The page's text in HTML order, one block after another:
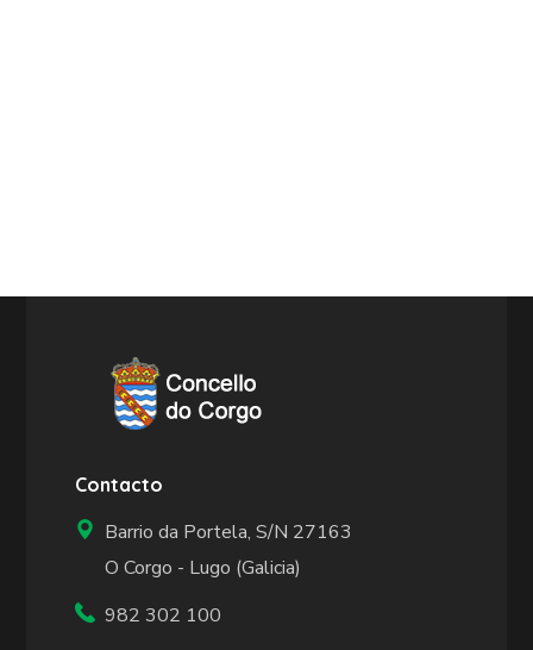
Contacto
Barrio da Portela, S/N 27163
O Corgo - Lugo (Galicia)
982 302 100